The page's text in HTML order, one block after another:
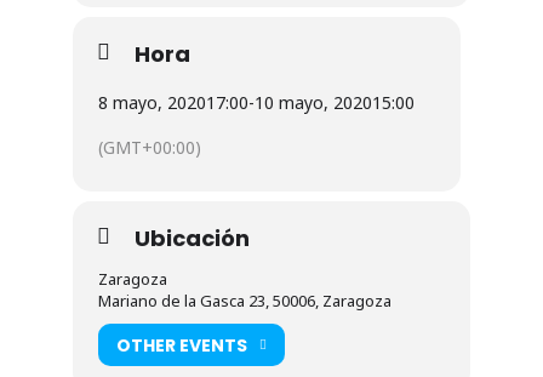
Hora
8 mayo, 202017:00-10 mayo, 202015:00
(GMT+00:00)
Ubicación
Zaragoza
Mariano de la Gasca 23, 50006, Zaragoza
OTHER EVENTS